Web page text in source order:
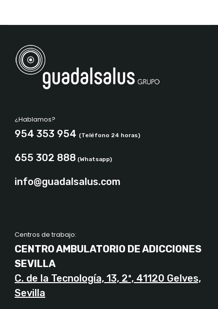
¿Hablamos?
954 353 954 (Teléfono 24 horas)
655 302 888 (Whatsapp)
info@guadalsalus.com
Centros de trabajo:
CENTRO AMBULATORIO DE ADICCIONES
SEVILLA
C. de la Tecnología, 13, 2ª, 41120 Gelves,
Sevilla